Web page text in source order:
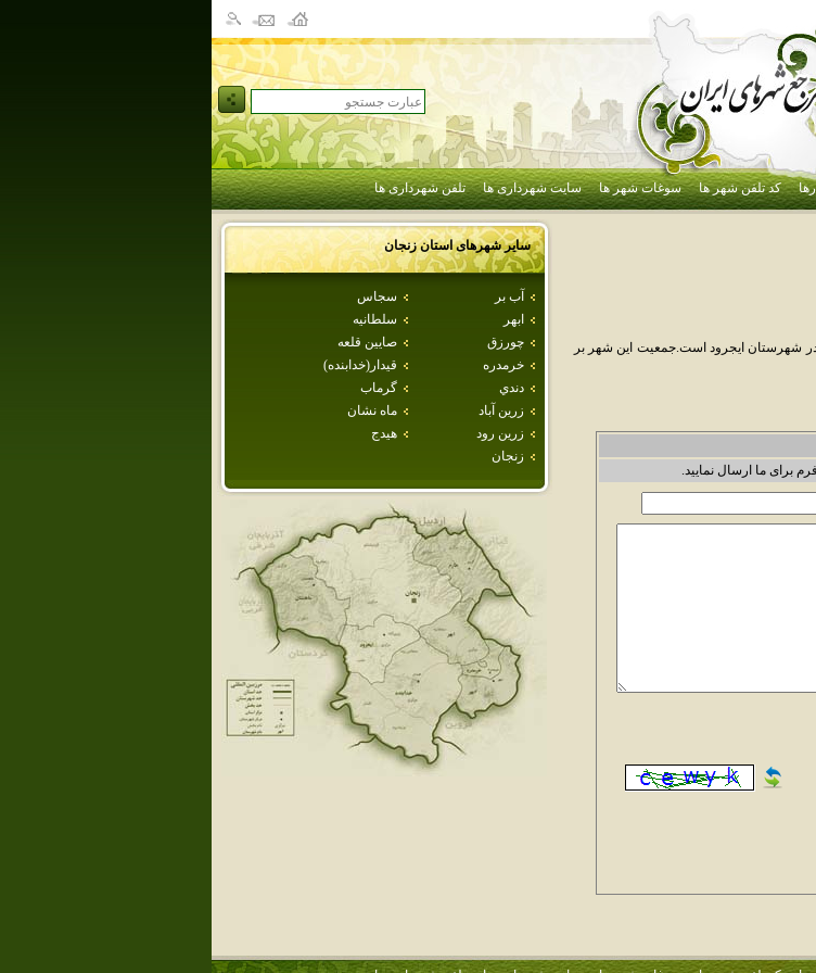
کد تلفن شهر ها سوغات شهر ها سایت شهرداری ها تلفن شهرداری ها
سایر شهرهای استانزنجان
آب بر
سجاس
ابهر
سلطانيه
چورزق
صايين قلعه
خرمدره
قيدار(خدابنده)
دندي
گرماب
زرين آباد
ماه نشان
زرين رود
هيدج
زنجان
شهرستان ايجرود است.جمعيت اين شهر بر
برای ما ارسال نمایید.